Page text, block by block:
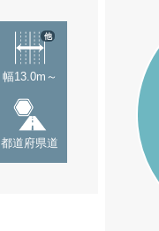
幅13.0m～
他
都道府県道